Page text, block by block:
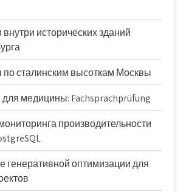
внутри исторических зданий
по сталинским высоткам Москвы
медицины: Fachsprachprüfung
производительности
генеративной оптимизации для